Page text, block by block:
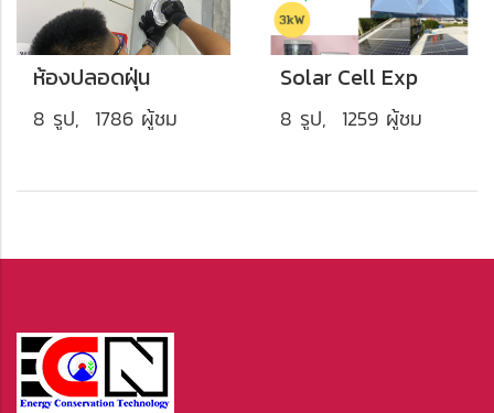
ห้องปลอดฝุ่น
8 รูป, 1786 ผู้ชม
Solar Cell Exp
8 รูป, 1259 ผู้ชม